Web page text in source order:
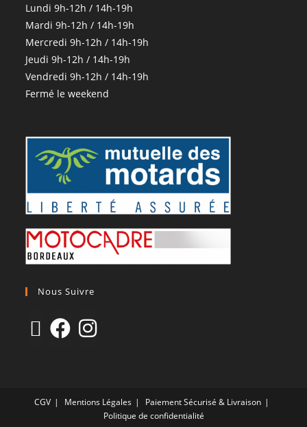
Lundi 9h-12h / 14h-19h
Mardi 9h-12h / 14h-19h
Mercredi 9h-12h / 14h-19h
Jeudi 9h-12h / 14h-19h
Vendredi 9h-12h / 14h-19h
Fermé le weekend
Nous Suivre
CGV Mentions Légales
Paiement Sécurisé & Livraison
Politique de confidentialité